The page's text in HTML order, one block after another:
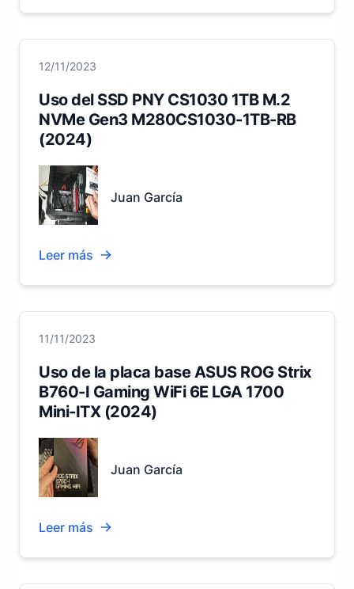
12/11/2023
Uso del SSD PNY CS1030 1TB M.2
NVMe Gen3 M280CS1030-1TB-RB
(2024)
Juan García
Leer más
11/11/2023
Uso de la placa base ASUS ROG Strix
B760-I Gaming WiFi 6E LGA 1700
Mini-ITX (2024)
Juan García
Leer más